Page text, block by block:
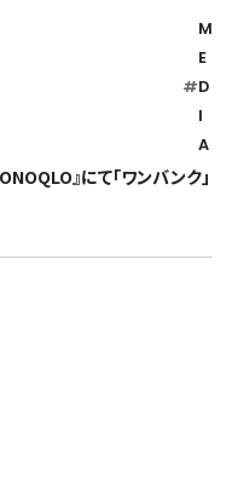
#
M
E
D
I
A
』にて「ワンバンク」